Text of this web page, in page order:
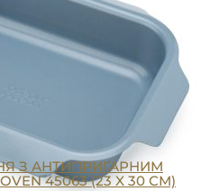
З АНТИПРИГАРНИМ
45063 (23 X 30 СМ)